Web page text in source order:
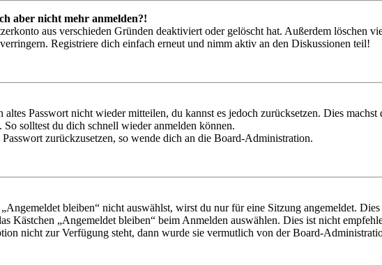
aber nicht mehr anmelden?!
aus verschieden Gründen deaktiviert oder gelöscht hat. Außerdem löschen
Registriere dich einfach erneut und nimm aktiv an den Diskussionen teil!
Passwort nicht wieder mitteilen, du kannst es jedoch zurücksetzen. Dies
solltest du dich schnell wieder anmelden können.
zurückzusetzen, so wende dich an die Board-Administration.
bleiben“ nicht auswählst, wirst du nur für eine Sitzung angemeldet.
Kästchen „Angemeldet bleiben“ beim Anmelden auswählen. Dies ist nicht
nicht zur Verfügung steht, dann wurde sie vermutlich von der Board-